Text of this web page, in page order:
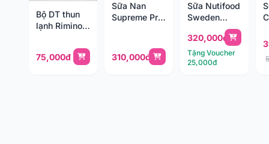
Bộ DT thun
lạnh Rimino
75,000đ
Sữa Nan
Supreme Pro
310,000đ
Sữa Nutifood
Sweden
GrowPLUS+
Immunel
400g (0-1y)
320,000đ
Tặng Voucher
25,000đ